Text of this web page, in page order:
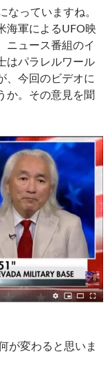
なっていますね。
海軍によるUFO映
ニュース番組のイ
はパラレルワール
、今回のビデオに
か。その意見を聞
が変わると思いま